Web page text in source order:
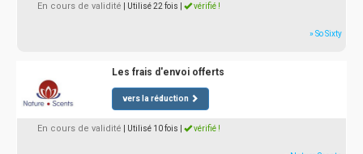
En cours de validité | Utilisé 22 fois vérifié !
» So Sixty
Les frais d'envoi offerts
vers la réduction
En cours de validité | Utilisé 10 fois vérifié !